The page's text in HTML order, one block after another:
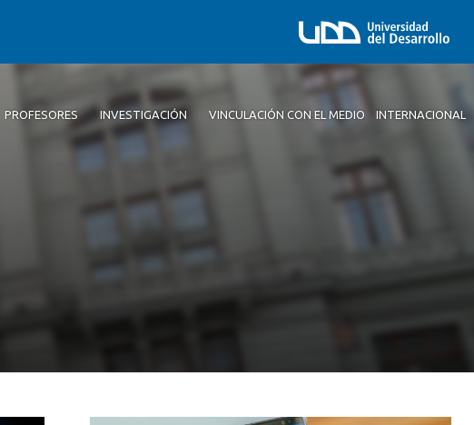
PROFESORES INVESTIGACIÓN VINCULACIÓN CON EL MEDIO INTERNACIONAL